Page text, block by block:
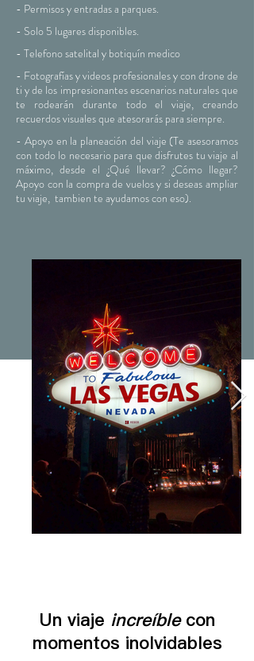
- Permisos y entradas a parques.
- Solo 5 lugares disponibles.
- Telefono satelital y botiquín medico
- Fotografías y videos profesionales y con drone de
ti y de los impresionantes escenarios naturales que
te rodearán durante todo el viaje, creando
recuerdos visuales que atesorarás para siempre.
- Apoyo en la planeación del viaje (Te asesoramos
con todo lo necesario para que disfrutes tu viaje al
máximo, desde el ¿Qué llevar? ¿Cómo llegar?
Apoyo con la compra de vuelos y si deseas ampliar
tu viaje, tambien te ayudamos con eso).
Un viaje increíblecon
momentos inolvidables